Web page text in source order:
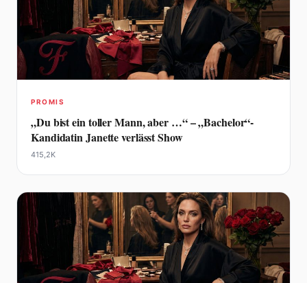
PROMIS
„Du bist ein toller Mann, aber …“ – „Bachelor“-
Kandidatin Janette verlässt Show
415,2K